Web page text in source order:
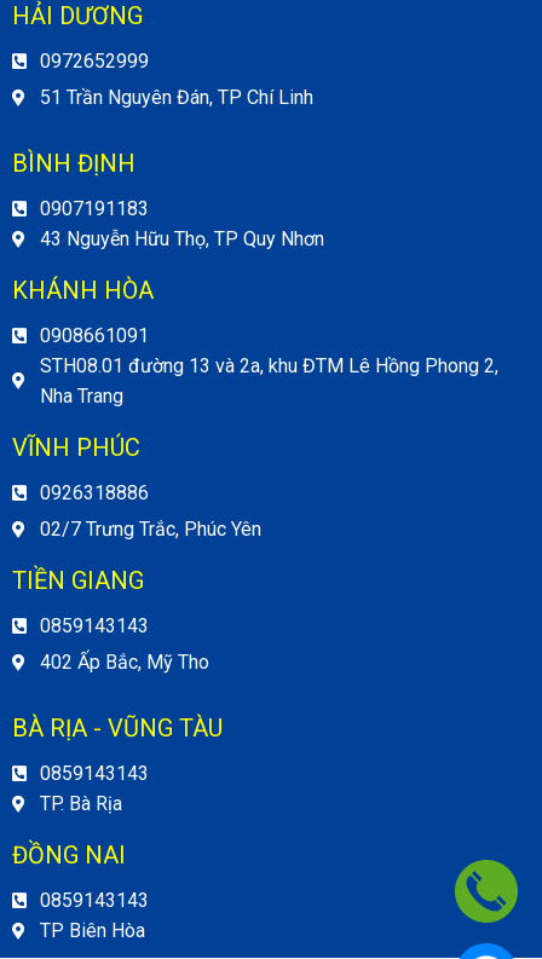
HẢI DƯƠNG
0972652999
51 Trần Nguyên Đán, TP Chí Linh
BÌNH ĐỊNH
0907191183
43 Nguyễn Hữu Thọ, TP Quy Nhơn
KHÁNH HÒA
0908661091
STH08.01 đường 13 và 2a, khu ĐTM Lê Hồng Phong 2,
Nha Trang
VĨNH PHÚC
0926318886
02/7 Trưng Trắc, Phúc Yên
TIỀN GIANG
0859143143
402 Ấp Bắc, Mỹ Tho
BÀ RỊA - VŨNG TÀU
0859143143
TP. Bà Rịa
ĐỒNG NAI
0859143143
TP Biên Hòa